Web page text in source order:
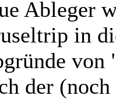
Ableger
in
von
der